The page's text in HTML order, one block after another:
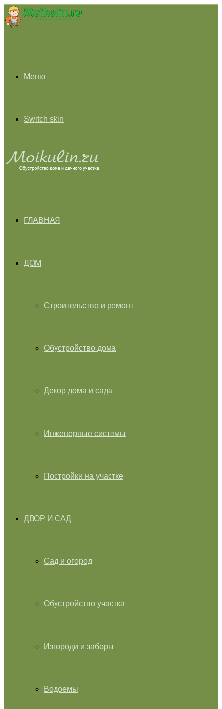
Меню
Switch skin
ГЛАВНАЯ
ДОМ
Строительство и ремонт
Обустройство дома
Декор дома и сада
Инженерные системы
Постройки на участке
ДВОР И САД
Сад и огород
Обустройство участка
Изгороди и заборы
Водоемы